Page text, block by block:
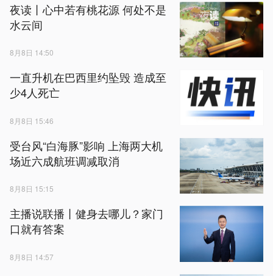
夜读丨心中若有桃花源 何处不是
水云间
8月8日 14:50
一直升机在巴西里约坠毁 造成至
少4人死亡
8月8日 15:46
受台风“白海豚”影响 上海两大机
场近六成航班调减取消
8月8日 15:15
主播说联播丨健身去哪儿？家门
口就有答案
8月8日 14:57